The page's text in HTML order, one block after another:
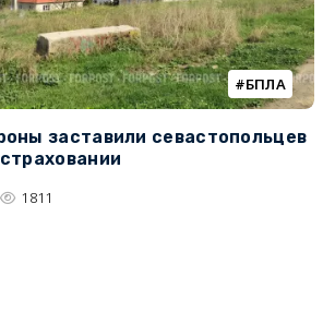
БПЛА
заставили севастопольцев
1811